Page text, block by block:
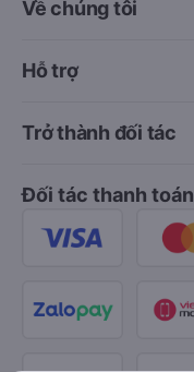
Về chúng tôi
Hỗ trợ
Trở thành đối tác
Đối tác thanh toán